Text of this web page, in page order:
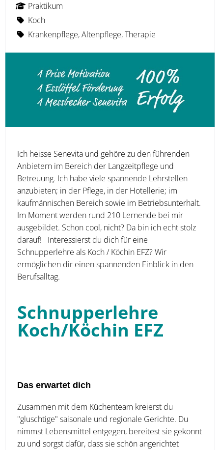
Praktikum
Koch
Krankenpflege, Altenpflege, Therapie
Ich heisse Senevita und gehöre zu den führenden
Anbietern im Bereich der Langzeitpflege und
Betreuung. Ich habe viele spannende Lehrstellen
anzubieten; in der Pflege, in der Hotellerie; im
kaufmännischen Bereich sowie im Betriebsunterhalt.
Im Moment werden rund 210 Lernende bei mir
ausgebildet. Schon cool, nicht? Da bin ich echt stolz
darauf! Interessierst du dich für eine
Schnupperlehre als Koch / Köchin EFZ? Wir
ermöglichen dir einen spannenden Einblick in den
Berufsalltag.
Schnupperlehre
Koch/Köchin EFZ
Das erwartet dich
Zusammen mit dem Küchenteam kreierst du
"gluschtige" saisonale und regionale Gerichte. Du
nimmst Lebensmittel entgegen, bereitest sie gekonnt
zu und sorgst dafür, dass sie schön angerichtet